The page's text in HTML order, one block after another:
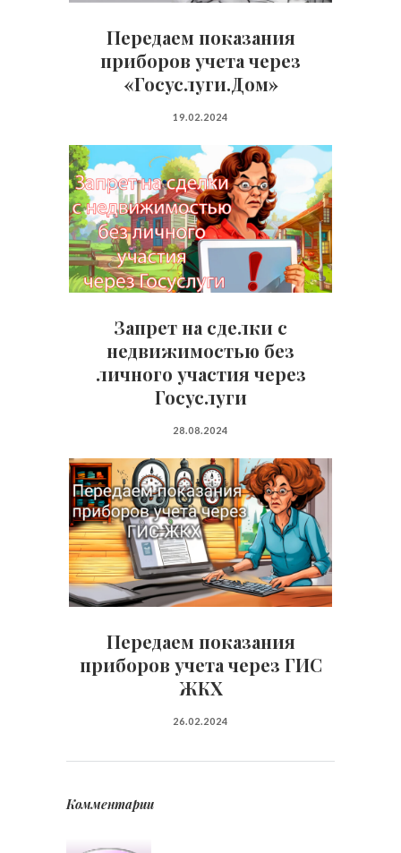
Передаем показания
приборов учета через
«Госуслуги.Дом»
19.02.2024
Запрет на сделки с
недвижимостью без
личного участия через
Госуслуги
28.08.2024
Передаем показания
приборов учета через ГИС
ЖКХ
26.02.2024
Комментарии